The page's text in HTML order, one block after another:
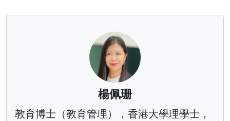
楊佩珊
教育博士（教育管理），香港大學理學士，